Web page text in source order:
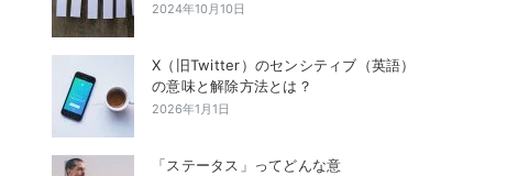
2024年10月10日
X（旧Twitter）のセンシティブ（英語）
の意味と解除方法とは？
2026年1月1日
「ステータス」ってどんな意